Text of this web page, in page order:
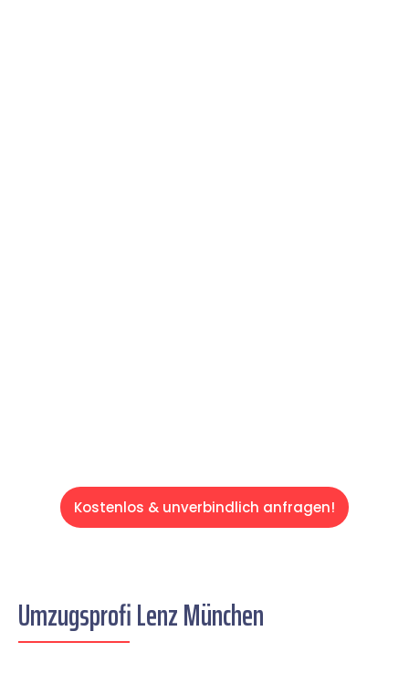
Kostenlos & unverbindlich anfragen!
Umzugsprofi Lenz München